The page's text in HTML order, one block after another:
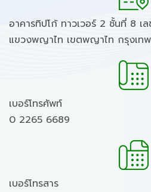
อาคารทิปโก้ ทาวเวอร์ 2 ชั้นที่ 8 เ
แขวงพญาไท เขตพญาไท กรุงเท
เบอร์โทรศัพท์
0 2265 6689
เบอร์โทรสาร